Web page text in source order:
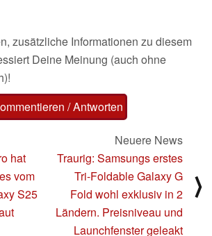
zusätzliche Informationen zu diesem
Deine Meinung (auch ohne
/ Antworten
hat
vom
S25
Neuere News
Traurig: Samsungs erstes
Tri-Foldable Galaxy G
Fold wohl exklusiv in 2
Ländern. Preisniveau und
Launchfenster geleakt
⟩